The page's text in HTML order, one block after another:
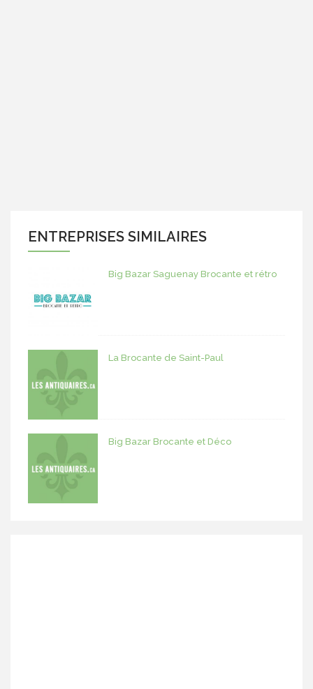
ENTREPRISES SIMILAIRES
Big Bazar Saguenay Brocante et rétro
La Brocante de Saint-Paul
Big Bazar Brocante et Déco